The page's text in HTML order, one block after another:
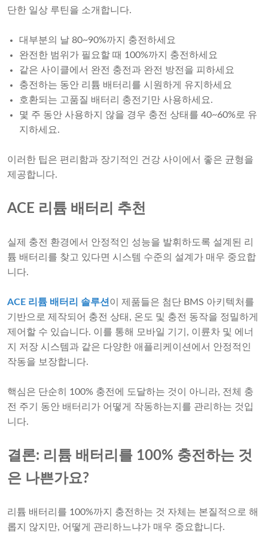
단한 일상 루틴을 소개합니다.
대부분의 날 80~90%까지 충전하세요
완전한 범위가 필요할 때 100%까지 충전하세요
같은 사이클에서 완전 충전과 완전 방전을 피하세요
충전하는 동안 리튬 배터리를 시원하게 유지하세요
호환되는 고품질 배터리 충전기만 사용하세요.
몇 주 동안 사용하지 않을 경우 충전 상태를 40~60%로 유
지하세요.
이러한 팁은 편리함과 장기적인 건강 사이에서 좋은 균형을
제공합니다.
ACE 리튬 배터리 추천
실제 충전 환경에서 안정적인 성능을 발휘하도록 설계된 리
튬 배터리를 찾고 있다면 시스템 수준의 설계가 매우 중요합
니다.
ACE 리튬 배터리 솔루션 이 제품들은 첨단 BMS 아키텍처를
기반으로 제작되어 충전 상태, 온도 및 충전 동작을 정밀하게
제어할 수 있습니다. 이를 통해 모바일 기기, 이륜차 및 에너
지 저장 시스템과 같은 다양한 애플리케이션에서 안정적인
작동을 보장합니다.
핵심은 단순히 100% 충전에 도달하는 것이 아니라, 전체 충
전 주기 동안 배터리가 어떻게 작동하는지를 관리하는 것입
니다.
결론: 리튬 배터리를 100% 충전하는 것
은 나쁜가요?
리튬 배터리를 100%까지 충전하는 것 자체는 본질적으로 해
롭지 않지만, 어떻게 관리하느냐가 매우 중요합니다.